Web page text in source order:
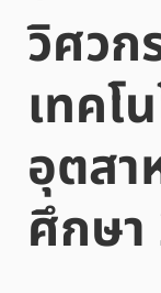
วิศวก
เทคโ
อุตสา
ศึกษา